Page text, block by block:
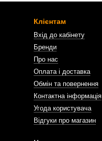
Клієнтам
Вхід до кабінету
Бренди
Про нас
Оплата і доставка
Обмін та повернення
Контактна інформація
Угода користувача
Відгуки про магазин